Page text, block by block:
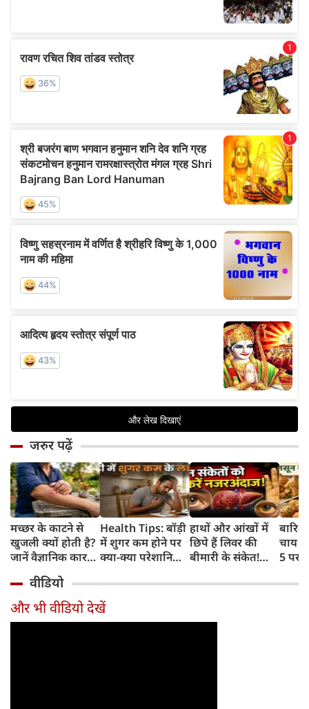
जरुर पढ़ें
मच्छर के काटने से
खुजली क्यों होती है?
जानें वैज्ञानिक कारण
Health Tips: बॉड़ी
में शुगर कम होने पर
क्या-क्या परेशानियां
बातें
हाथों और आंखों में
छिपे हैं लिवर की
बीमारी के संकेत!
नजरअंदाज
चाय
5
वीडियो
और भी वीडियो देखें